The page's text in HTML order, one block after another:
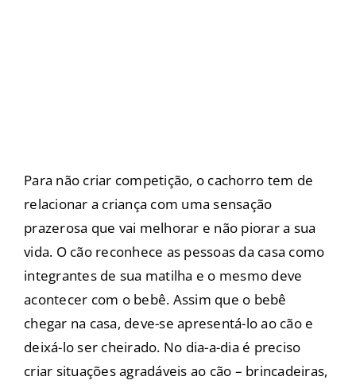
Para não criar competição, o cachorro tem de
relacionar a criança com uma sensação
prazerosa que vai melhorar e não piorar a sua
vida. O cão reconhece as pessoas da casa como
integrantes de sua matilha e o mesmo deve
acontecer com o bebê. Assim que o bebê
chegar na casa, deve-se apresentá-lo ao cão e
deixá-lo ser cheirado. No dia-a-dia é preciso
criar situações agradáveis ao cão – brincadeiras,